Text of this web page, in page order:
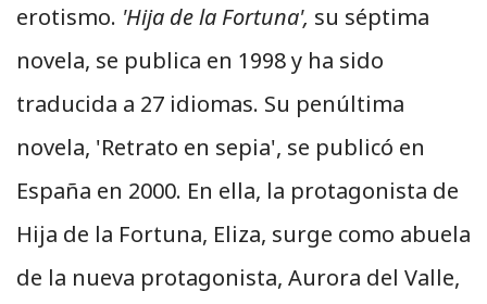
erotismo. 'Hija de la Fortuna', su séptima
novela, se publica en 1998 y ha sido
traducida a 27 idiomas. Su penúltima
novela, 'Retrato en sepia', se publicó en
España en 2000. En ella, la protagonista de
Hija de la Fortuna, Eliza, surge como abuela
de la nueva protagonista, Aurora del Valle,